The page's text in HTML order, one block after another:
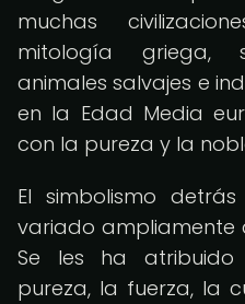
muchas
mitología griega,
animales salvajes e
en la Edad Media
con la pureza y la
El simbolismo
variado ampliamente
Se les ha
pureza, la fuerza, la